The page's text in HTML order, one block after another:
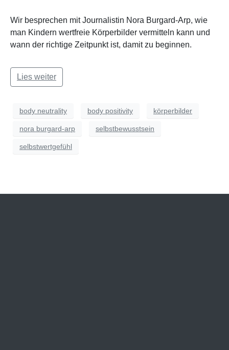
Wir besprechen mit Journalistin Nora Burgard-Arp, wie
man Kindern wertfreie Körperbilder vermitteln kann und
wann der richtige Zeitpunkt ist, damit zu beginnen.
Lies weiter
body neutrality body positivity körperbilder
nora burgard-arp selbstbewusstsein
selbstwertgefühl